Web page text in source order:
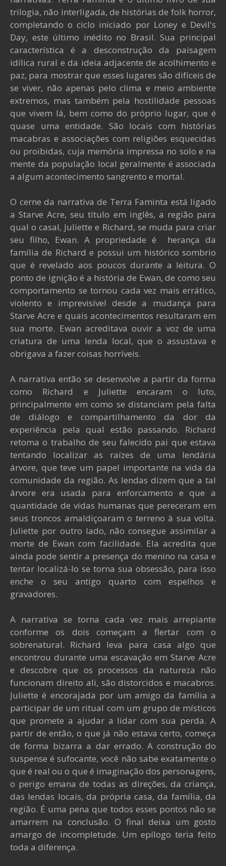
trilogia, não interligada, de histórias de folk horror,
completando o ciclo iniciado por Loney e Devil's
Day, este último inédito no Brasil. Sua principal
característica é a desconstrução da paisagem
idílica rural e da ideia adjacente de acolhimento e
paz, para mostrar que esses lugares são difíceis de
se viver, não apenas pelo clima e meio ambiente
extremos, mas também pela hostilidade pessoas
que vivem lá, bem como do próprio lugar, que é
quase uma entidade. São locais com histórias
macabras e associações com religiões esquecidas
ou proibidas, cuja memória impressa no solo e na
mente da população local geralmente é associada
a algum acontecimento sangrento e mortal.
O cerne da narrativa de Terra Faminta está ligado
a Starve Acre, seu título em inglês, a região para
qual o casal, Juliette e Richard, se muda para criar
seu filho, Ewan. A propriedade é herança da
família de Richard e possui um histórico sombrio
que é revelado aos poucos durante a leitura. O
ponto de ignição é a história de Ewan, de como seu
comportamento se tornou cada vez mais errático,
violento e imprevisível desde a mudança para
Starve Acre e quais acontecimentos resultaram em
sua morte. Ewan acreditava ouvir a voz de uma
criatura de uma lenda local, que o assustava e
obrigava a fazer coisas horríveis.
A narrativa então se desenvolve a partir da forma
como Richard e Juliette encaram o luto,
principalmente em como se distanciam pela falta
de diálogo e compartilhamento da dor da
experiência pela qual estão passando. Richard
retoma o trabalho de seu falecido pai que estava
tentando localizar as raízes de uma lendária
árvore, que teve um papel importante na vida da
comunidade da região. As lendas dizem que a tal
árvore era usada para enforcamento e que a
quantidade de vidas humanas que pereceram em
seus troncos amaldiçoaram o terreno à sua volta.
Juliette por outro lado, não consegue assimilar a
morte de Ewan com facilidade. Ela acredita que
ainda pode sentir a presença do menino na casa e
tentar localizá-lo se torna sua obsessão, para isso
enche o seu antigo quarto com espelhos e
gravadores.
A narrativa se torna cada vez mais arrepiante
conforme os dois começam a flertar com o
sobrenatural. Richard leva para casa algo que
encontrou durante uma escavação em Starve Acre
e descobre que os processos da natureza não
funcionam direito ali, são distorcidos e macabros.
Juliette é encorajada por um amigo da família a
participar de um ritual com um grupo de místicos
que promete a ajudar a lidar com sua perda. A
partir de então, o que já não estava certo, começa
de forma bizarra a dar errado. A construção do
suspense é sufocante, você não sabe exatamente o
que é real ou o que é imaginação dos personagens,
o perigo emana de todas as direções, da criança,
das lendas locais, da própria casa, da família, da
região. É uma pena que todos esses pontos não se
amarrem na conclusão. O final deixa um gosto
amargo de incompletude. Um epílogo teria feito
toda a diferença.